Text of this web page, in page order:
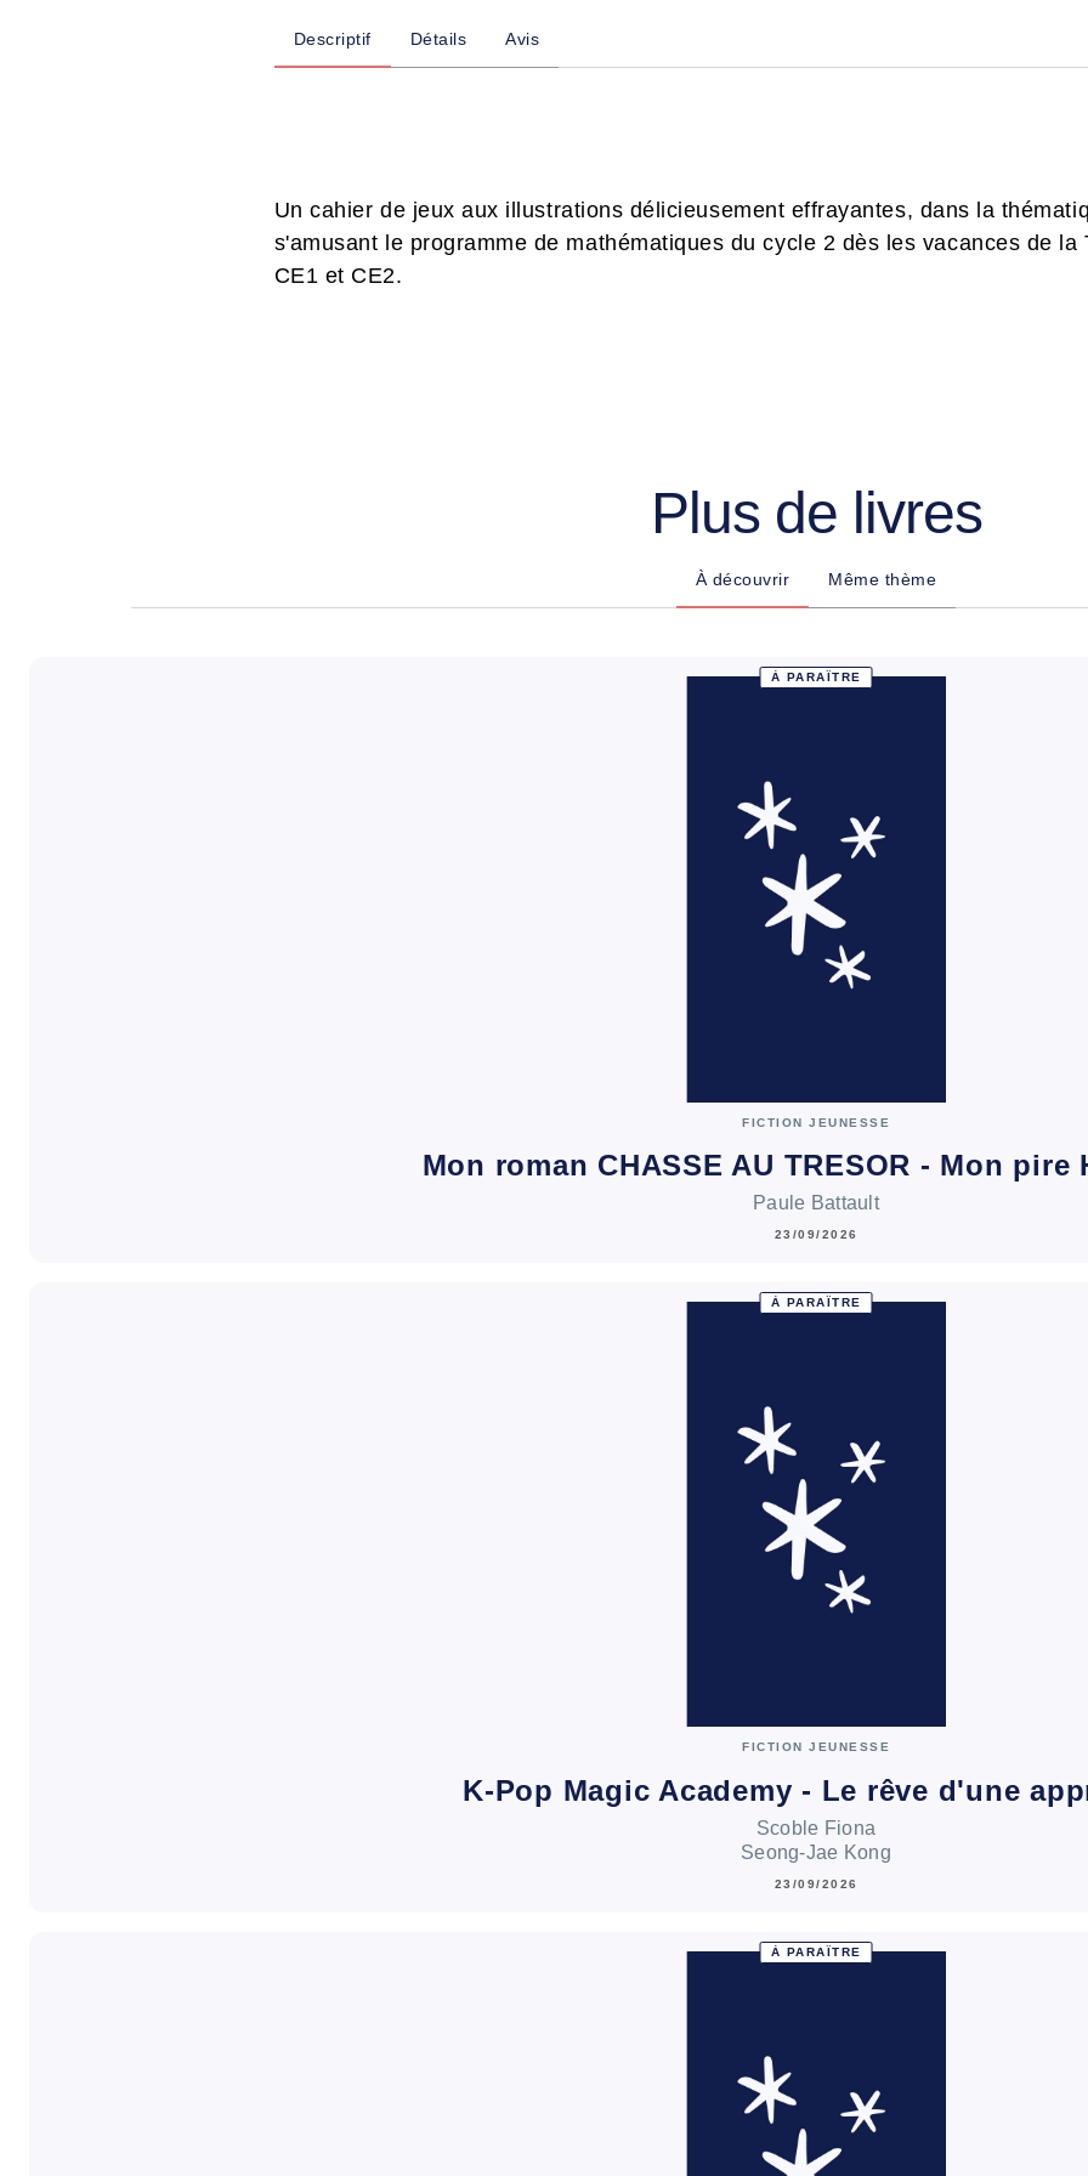
Descriptif Détails Avis
Un cahier de jeux aux illustrations délicieusement effrayantes, dans la
s'amusant le programme de mathématiques du cycle 2 dès les vacances de la
CE1 et CE2.
Plus de livres
À découvrir Même thème
À PARAÎTRE
FICTION JEUNESSE
Mon roman CHASSE AU TRESOR - Mon
Paule Battault
23/09/2026
À PARAÎTRE
FICTION JEUNESSE
K-Pop Magic Academy - Le rêve d'une
Scoble Fiona
Seong-Jae Kong
23/09/2026
À PARAÎTRE